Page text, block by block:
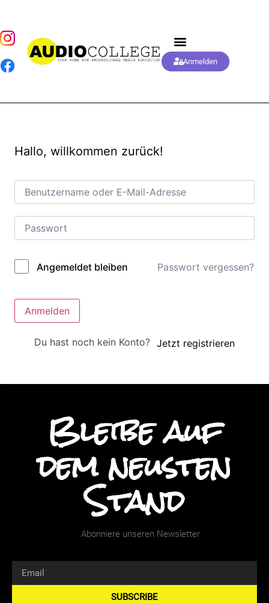
Anmelden
Hallo, willkommen zurück!
Alternative:
Angemeldet bleiben Passwort vergessen?
Anmelden
Du hast noch kein Konto? Jetzt registrieren
Bleibe auf
dem neusten
Stand
Abonniere unseren Newsletter
SUBSCRIBE